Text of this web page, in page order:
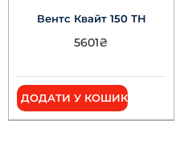
Вентс Квайт 150 ТН
5601₴
ДОДАТИ У КОШИК